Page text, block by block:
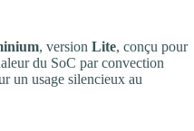
, version Lite, conçu pour
du SoC par convection
un usage silencieux au